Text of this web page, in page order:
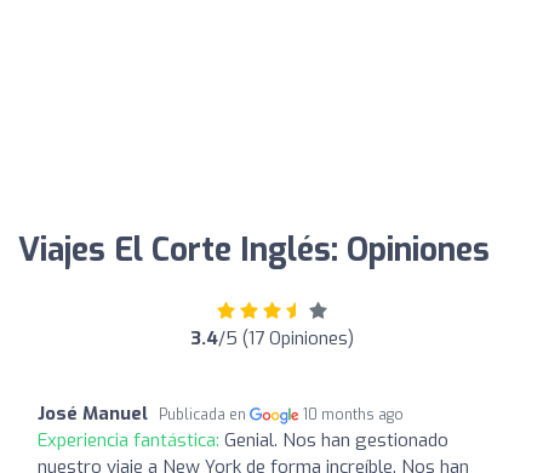
Viajes El Corte Inglés: Opiniones
3.4/5 (17 Opiniones)
José Manuel Publicada en 10 months ago
Experiencia fantástica: Genial. Nos han gestionado
nuestro viaje a New York de forma increíble. Nos han